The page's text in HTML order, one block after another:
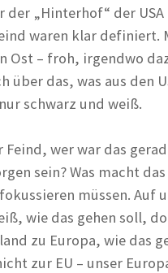
der „Hinterhof“ der
waren klar definiert.
Ost – froh, irgendwo
über das, was aus den
schwarz und weiß.
Feind, wer war das
sein? Was macht
müssen. Auf
wie das gehen soll,
zu Europa, wie das
zur EU – unser